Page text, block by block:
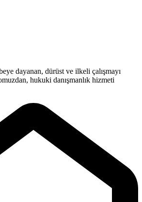
dayanan, dürüst ve ilkeli çalışmayı
hukuki danışmanlık hizmeti